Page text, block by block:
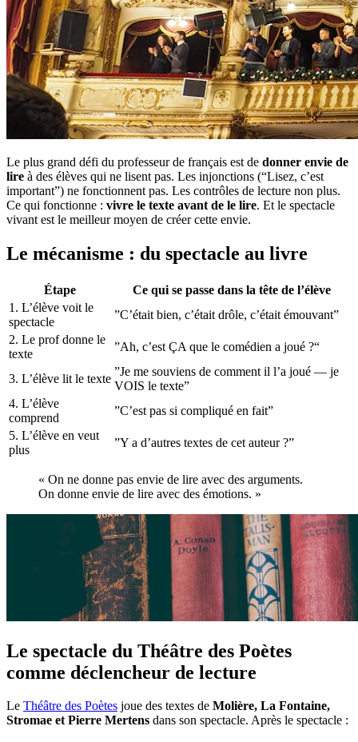
Le plus grand défi du professeur de français est de donner envie de
lire à des élèves qui ne lisent pas. Les injonctions (“Lisez, c’est
important”) ne fonctionnent pas. Les contrôles de lecture non plus.
Ce qui fonctionne : vivre le texte avant de le lire. Et le spectacle
vivant est le meilleur moyen de créer cette envie.
Le mécanisme : du spectacle au livre
Étape
Ce qui se passe dans la tête de l’élève
1. L’élève voit le
spectacle
”C’était bien, c’était drôle, c’était émouvant”
2. Le prof donne le
texte
”Ah, c’est ÇA que le comédien a joué ?“
3. L’élève lit le texte
”Je me souviens de comment il l’a joué — je
VOIS le texte”
4. L’élève
comprend
”C’est pas si compliqué en fait”
5. L’élève en veut
plus
”Y a d’autres textes de cet auteur ?”
« On ne donne pas envie de lire avec des arguments.
On donne envie de lire avec des émotions. »
Le spectacle du Théâtre des Poètes
comme déclencheur de lecture
Le Théâtre des Poètes joue des textes de Molière, La Fontaine,
Stromae et Pierre Mertens dans son spectacle. Après le spectacle :